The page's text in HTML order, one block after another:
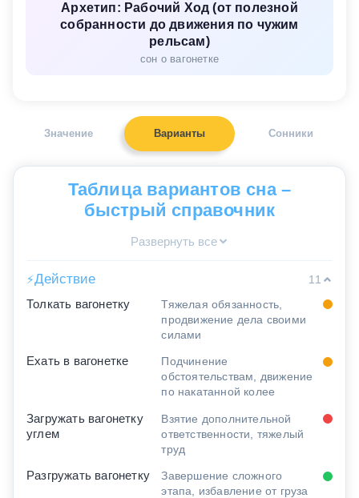
Архетип: Рабочий Ход (от полезной
собранности до движения по чужим
рельсам)
сон о вагонетке
Значение Варианты Сонники
Таблица вариантов сна –
быстрый справочник
Развернуть все
⚡Действие
11
Толкать вагонетку
Тяжелая обязанность,
продвижение дела своими
силами
Ехать в вагонетке
Подчинение
обстоятельствам, движение
по накатанной колее
Загружать вагонетку
углем
Взятие дополнительной
ответственности, тяжелый
труд
Разгружать вагонетку
Завершение сложного
этапа, избавление от груза